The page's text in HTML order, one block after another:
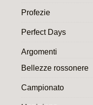
Profezie
Perfect Days
Argomenti
Bellezze rossonere
Campionato